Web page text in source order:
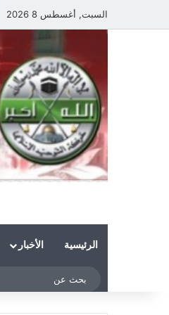
السبت, أغسطس 8 2026
الرئيسية الأخبار